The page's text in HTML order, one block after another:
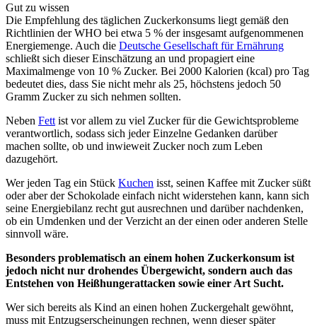
Gut zu wissen
Die Empfehlung des täglichen Zuckerkonsums liegt gemäß den
Richtlinien der WHO bei etwa 5 % der insgesamt aufgenommenen
Energiemenge. Auch die Deutsche Gesellschaft für Ernährung
schließt sich dieser Einschätzung an und propagiert eine
Maximalmenge von 10 % Zucker. Bei 2000 Kalorien (kcal) pro Tag
bedeutet dies, dass Sie nicht mehr als 25, höchstens jedoch 50
Gramm Zucker zu sich nehmen sollten.
Neben Fett ist vor allem zu viel Zucker für die Gewichtsprobleme
verantwortlich, sodass sich jeder Einzelne Gedanken darüber
machen sollte, ob und inwieweit Zucker noch zum Leben
dazugehört.
Wer jeden Tag ein Stück Kuchen isst, seinen Kaffee mit Zucker süßt
oder aber der Schokolade einfach nicht widerstehen kann, kann sich
seine Energiebilanz recht gut ausrechnen und darüber nachdenken,
ob ein Umdenken und der Verzicht an der einen oder anderen Stelle
sinnvoll wäre.
Besonders problematisch an einem hohen Zuckerkonsum ist
jedoch nicht nur drohendes Übergewicht, sondern auch das
Entstehen von Heißhungerattacken sowie einer Art Sucht.
Wer sich bereits als Kind an einen hohen Zuckergehalt gewöhnt,
muss mit Entzugserscheinungen rechnen, wenn dieser später